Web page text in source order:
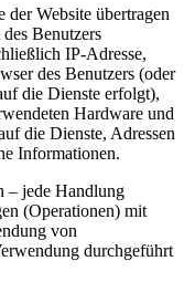
der Website übertragen
Benutzers
IP-Adresse,
des Benutzers (oder
die Dienste erfolgt),
Hardware und
die Dienste, Adressen
Informationen.
– jede Handlung
(Operationen) mit
von
durchgeführt